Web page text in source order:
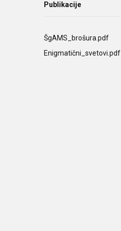
Publikacije
ŠgAMS_brošura.pdf
Enigmatični_svetovi.pdf